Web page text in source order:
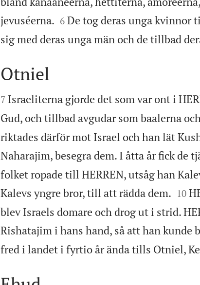
jevuséerna.
6 De tog deras unga
sig med deras unga män och de tillbad

Otniel

7 Israeliterna gjorde det som var ont i
Gud, och tillbad avgudar som baalerna
riktades därför mot Israel och han lät
Naharajim, besegra dem. I åtta år fick de
folket ropade till HERREN, utsåg han
Kalevs yngre bror, till att rädda dem.
10
blev Israels domare och drog ut i strid.
Rishatajim i hans hand, så att han kunde
fred i landet i fyrtio år ända tills Otniel,